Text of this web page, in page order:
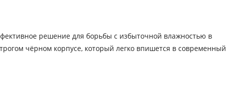
решение для борьбы с избыточной влажностью в
чёрном корпусе, который легко впишется в современный